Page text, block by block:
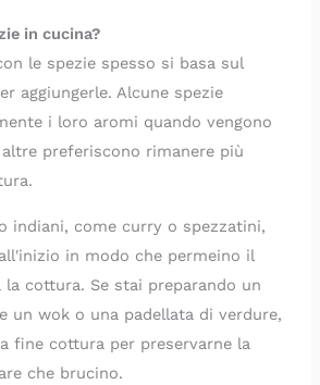
in cucina?
le spezie spesso si basa sul
aggiungerle. Alcune spezie
i loro aromi quando vengono
preferiscono rimanere più
indiani, come curry o spezzatini,
in modo che permeino il
cottura. Se stai preparando un
un wok o una padellata di verdure,
fine cottura per preservarne la
che brucino.